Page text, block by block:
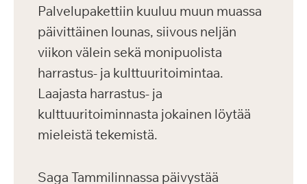
Palvelupakettiin kuuluu muun muassa
päivittäinen lounas, siivous neljän
viikon välein sekä monipuolista
harrastus- ja kulttuuritoimintaa.
Laajasta harrastus- ja
kulttuuritoiminnasta jokainen löytää
mieleistä tekemistä.
Saga Tammilinnassa päivystää